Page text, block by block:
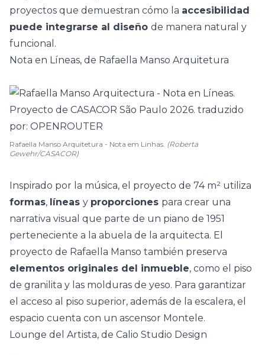
proyectos que demuestran cómo la accesibilidad
puede integrarse al diseño de manera natural y
funcional.
Nota en Líneas, de Rafaella Manso Arquitetura
Rafaella Manso Arquitetura - Nota em Linhas. (Roberta
Gewehr/CASACOR)
Inspirado por la música, el proyecto de 74 m² utiliza
formas, líneas y proporciones para crear una
narrativa visual que parte de un piano de 1951
perteneciente a la abuela de la arquitecta. El
proyecto de Rafaella Manso también preserva
elementos originales del inmueble, como el piso
de granilita y las molduras de yeso. Para garantizar
el acceso al piso superior, además de la escalera, el
espacio cuenta con un ascensor Montele.
Lounge del Artista, de Calio Studio Design